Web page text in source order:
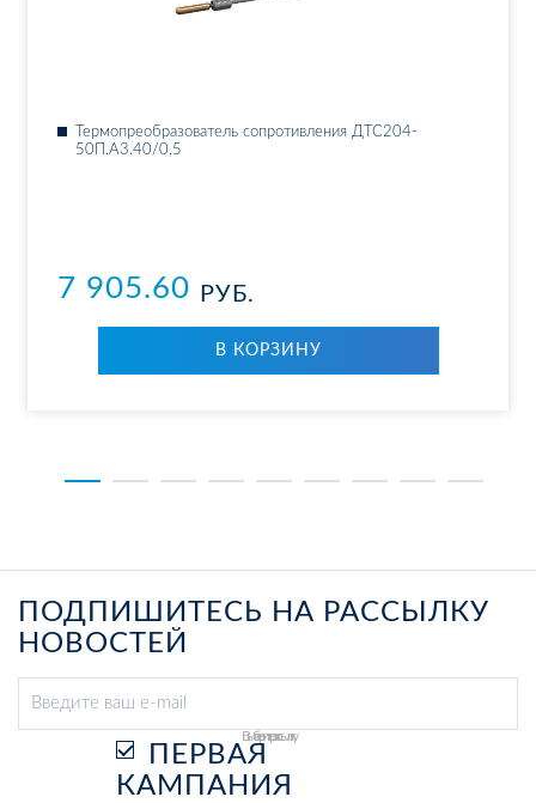
Тер­мо­пре­об­ра­зо­ва­тель со­про­тив­ле­ния ДТ­С204-
50П.А3.40/0,5
7 905.60 РУБ.
В КОР­ЗИ­НУ
ПОДПИШИТЕСЬ НА РАССЫЛКУ
НОВОСТЕЙ
Выберите рассылку
ПЕРВАЯ
КАМПАНИЯ